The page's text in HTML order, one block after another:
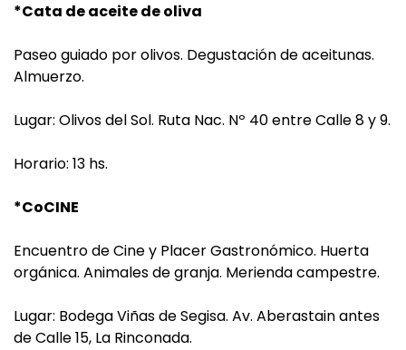
*Cata de aceite de oliva
Paseo guiado por olivos. Degustación de aceitunas.
Almuerzo.
Lugar: Olivos del Sol. Ruta Nac. Nº 40 entre Calle 8 y 9.
Horario: 13 hs.
*CoCINE
Encuentro de Cine y Placer Gastronómico. Huerta
orgánica. Animales de granja. Merienda campestre.
Lugar: Bodega Viñas de Segisa. Av. Aberastain antes
de Calle 15, La Rinconada.